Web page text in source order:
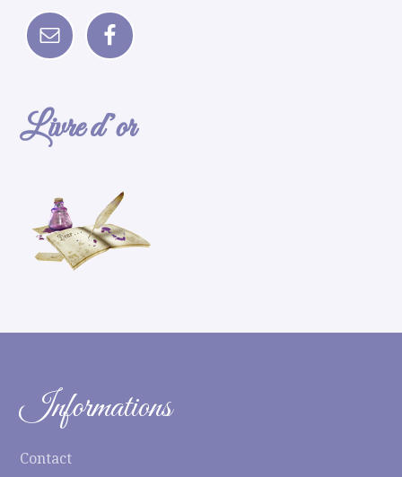
Livre d’or
Informations
Contact